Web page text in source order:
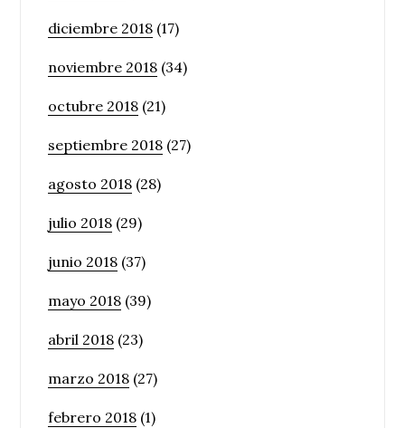
diciembre 2018 (17)
noviembre 2018 (34)
octubre 2018 (21)
septiembre 2018 (27)
agosto 2018 (28)
julio 2018 (29)
junio 2018 (37)
mayo 2018 (39)
abril 2018 (23)
marzo 2018 (27)
febrero 2018 (1)